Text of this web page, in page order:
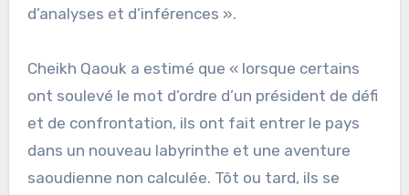
d’analyses et d’inférences ».
Cheikh Qaouk a estimé que « lorsque certains
ont soulevé le mot d’ordre d’un président de défi
et de confrontation, ils ont fait entrer le pays
dans un nouveau labyrinthe et une aventure
saoudienne non calculée. Tôt ou tard, ils se